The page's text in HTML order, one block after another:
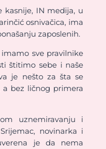
kasnije, IN medija, u
osnivačica, ima
zaposlenih.
sve pravilnike
štitimo sebe i naše
je nešto za šta se
a bez ličnog primera
uznemiravanju i
novinarka i
je da nema